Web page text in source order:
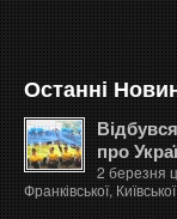
Останні
про
2 березня
Франківської,